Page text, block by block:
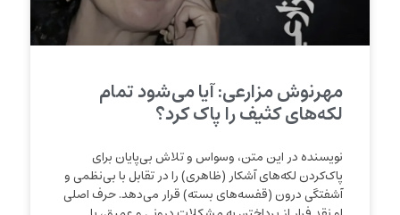
مهرنوش مزارعی: آیا می‌شود تمام
لکه‌های کثیف را پاک کرد؟
نویسنده در این متن، وسواس و تلاش بی‌پایان برای
پاک‌کردن لکه‌های آشکار (ظاهری) را در تقابل با بی‌نظمی و
آشفتگی درون (قفسه‌های بسته) قرار می‌دهد. حرف اصلی